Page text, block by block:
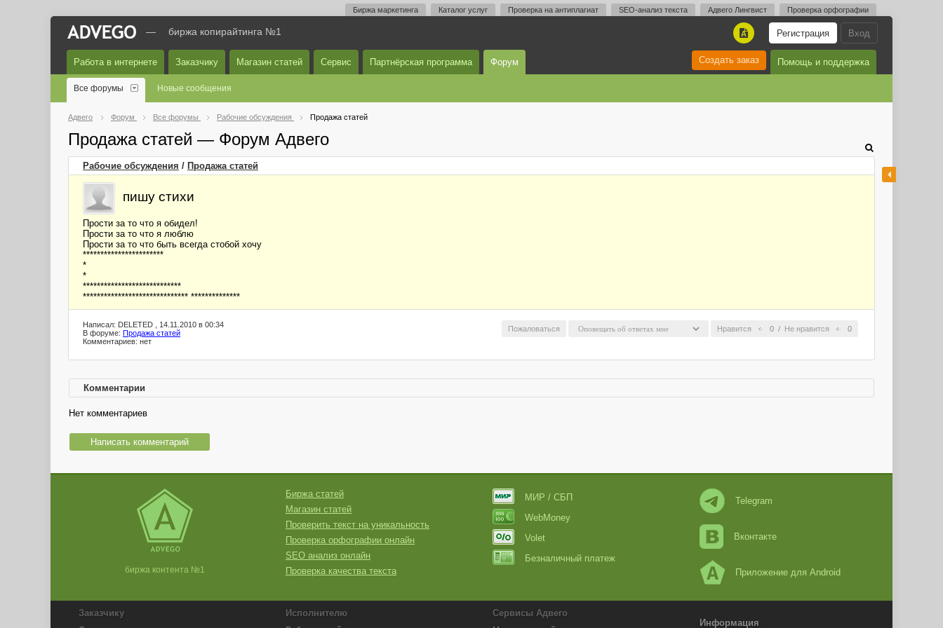
Биржа маркетинга Каталог услуг Проверка на антиплагиат SEO-анализ текста Адвего Лингвист Проверка орфографии
Вход
Регистрация
A
— биржа копирайтинга №1
Работа в интернете Заказчику Магазин статей Сервис Партнёрская программа Форум Помощь и поддержка
Создать заказ
Все форумы Новые сообщения
Адвего Форум Все форумы Рабочие обсуждения Продажа статей
Продажа статей — Форум Адвего
Рабочие обсуждения / Продажа статей
пишу стихи
Прости за то что я обидел!
Прости за то что я люблю
Прости за то что быть всегда стобой хочу
***********************
*
*
****************************
****************************** **************
Нравится 0 / Не нравится 0
Пожаловаться
Написал: DELETED , 14.11.2010 в 00:34
В форуме: Продажа статей
Комментариев: нет
Комментарии
Нет комментариев
Написать комментарий
биржа контента №1
Биржа статей
Магазин статей
Проверить текст на уникальность
Проверка орфографии онлайн
SEO анализ онлайн
Проверка качества текста
МИР / СБП
WebMoney
Volet
Безналичный платеж
Telegram
Вконтакте
Приложение для Android
Заказчику Исполнителю Сервисы Адвего
Информация